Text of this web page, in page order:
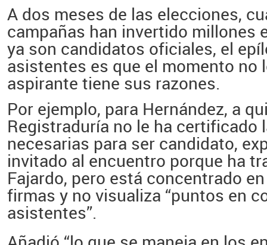
A dos meses de las elecciones,
campañas han invertido millones
ya son candidatos oficiales, el
asistentes es que el momento no
aspirante tiene sus razones.
Por ejemplo, para Hernández, a
Registraduría no le ha certificado
necesarias para ser candidato,
invitado al encuentro porque ha
Fajardo, pero está concentrado
firmas y no visualiza “puntos en
asistentes”.